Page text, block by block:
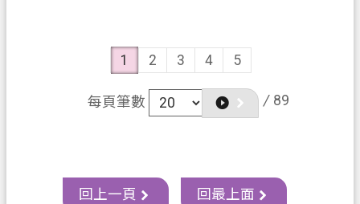
1 2 3 4 5
每頁筆數 / 89
回上一頁 回最上面